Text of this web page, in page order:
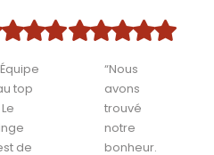
top
Le
de
“Nous
avons
trouvé
notre
bonheur.